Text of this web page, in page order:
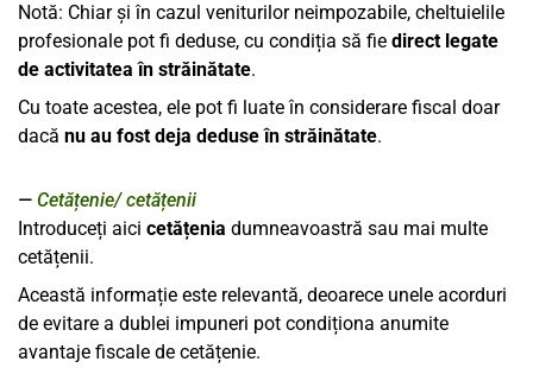
Notă: Chiar și în cazul veniturilor neimpozabile, cheltuielile
profesionale pot fi deduse, cu condiția să fie direct legate
de activitatea în străinătate.
Cu toate acestea, ele pot fi luate în considerare fiscal doar
dacă nu au fost deja deduse în străinătate.
Cetățenie/ cetățenii
Introduceți aici cetățenia dumneavoastră sau mai multe
cetățenii.
Această informație este relevantă, deoarece unele acorduri
de evitare a dublei impuneri pot condiționa anumite
avantaje fiscale de cetățenie.